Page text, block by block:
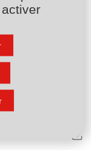
taraudée -